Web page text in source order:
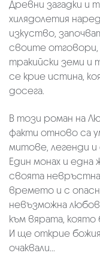
Древни загадки и
хилядолетия
изкуство,
своите
тракийски земи и
се крие истина,
досега.
В този роман на
факти отново са
митове, легенди
Един монах и една
своята
времето и с
невъзможна
към вярата,
И ще открие
очаквали...